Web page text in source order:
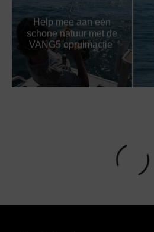
Help mee aan een
schone natuur met de
VANG5 opruimactie